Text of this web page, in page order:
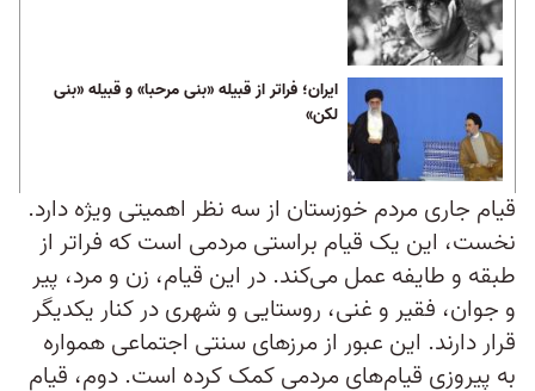
ایران؛ فراتر از قبیله «بنی مرحبا» و قبیله «بنی
لکن»
قیام جاری مردم خوزستان از سه نظر اهمیتی ویژه دارد.
نخست، این یک قیام براستی مردمی است که فراتر از
طبقه و طایفه عمل می‌کند. در این قیام، زن و مرد، پیر
و جوان، فقیر و غنی، روستایی و شهری در کنار یکدیگر
قرار دارند. این عبور از مرزهای سنتی اجتماعی همواره
به پیروزی قیام‌های مردمی کمک کرده است. دوم، قیام